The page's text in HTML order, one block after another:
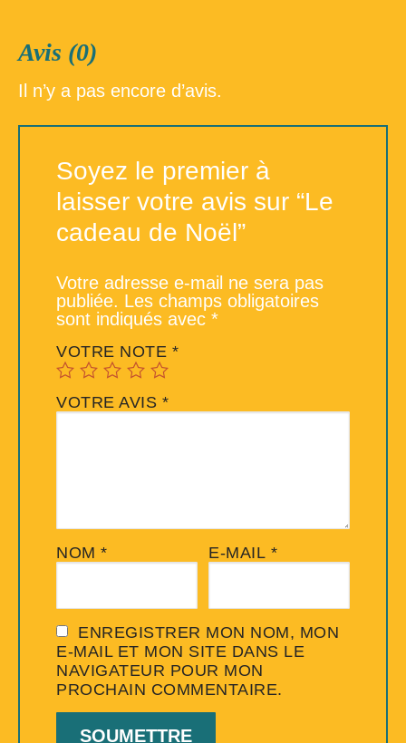
Avis (0)
Il n’y a pas encore d’avis.
Soyez le premier à
laisser votre avis sur “Le
cadeau de Noël”
Votre adresse e-mail ne sera pas
publiée. Les champs obligatoires
sont indiqués avec *
VOTRE NOTE *
VOTRE AVIS *
NOM * E-MAIL *
ENREGISTRER MON NOM, MON
E-MAIL ET MON SITE DANS LE
NAVIGATEUR POUR MON
PROCHAIN COMMENTAIRE.